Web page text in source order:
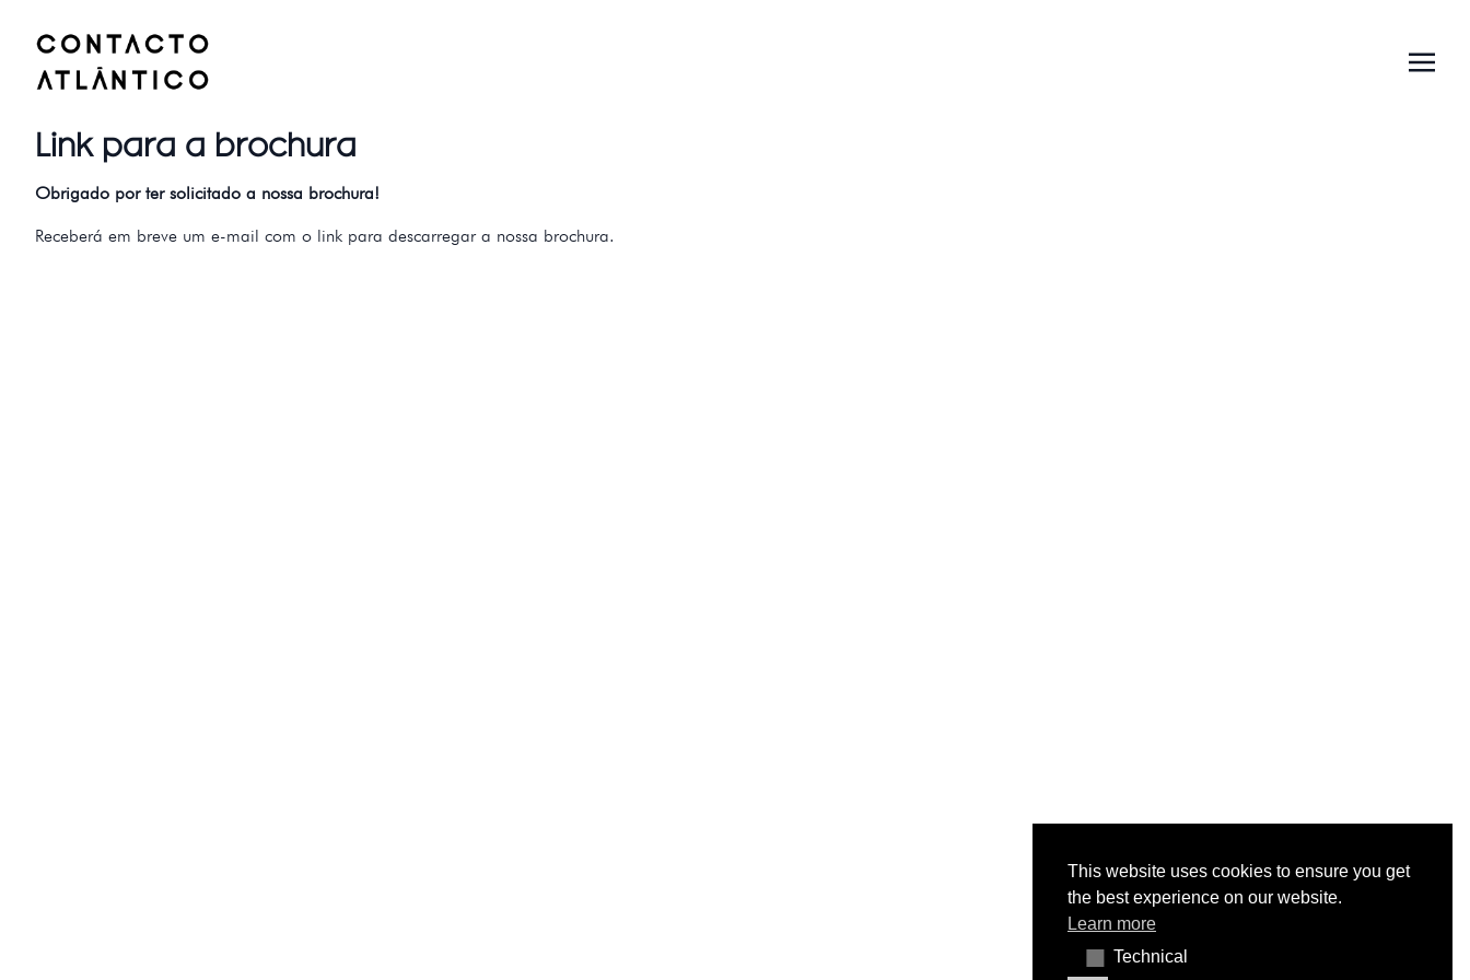
This website uses cookies to ensure you get
the best experience on our website.
Learn more
TechnicalTechnical
Link para a brochura
Obrigado por ter solicitado a nossa brochura!
Receberá em breve um e-mail com o link para descarregar a nossa brochura.